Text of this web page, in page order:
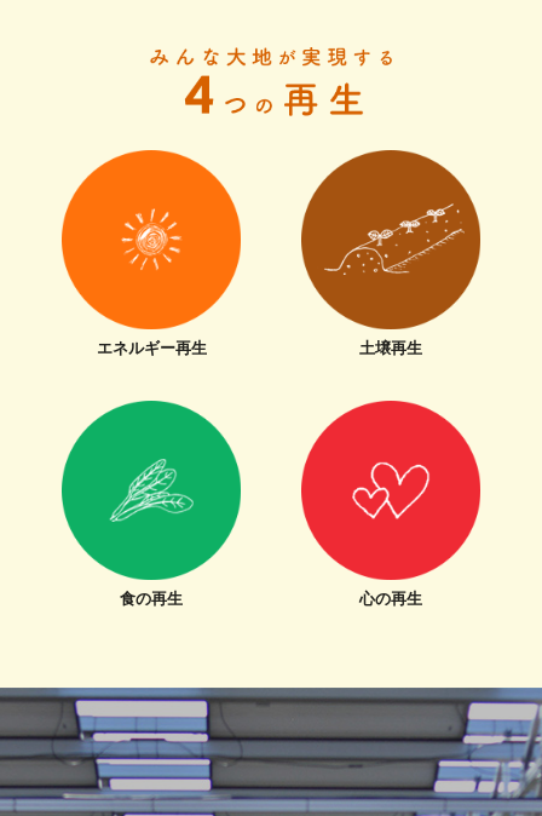
エネルギー再生 土壌再生
食の再生 心の再生